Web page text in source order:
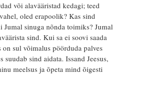
või alavääristad kedagi; teed
oled erapoolik? Kas sind
Jumal sinuga nõnda toimiks? Jumal
sind. Kui sa ei soovi saada
on sul võimalus pöörduda palves
suudab sind aidata. Issand Jeesus,
meelsus ja õpeta mind õigesti